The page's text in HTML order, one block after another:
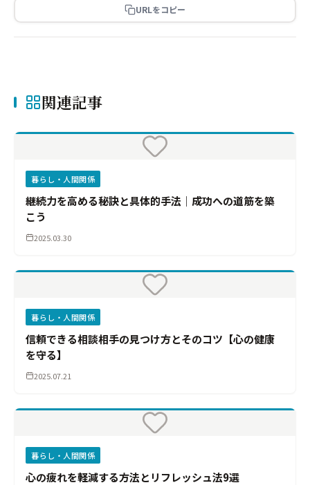
URLをコピー
関連記事
暮らし・人間関係
継続力を高める秘訣と具体的手法｜成功への道筋を築
こう
2025.03.30
暮らし・人間関係
信頼できる相談相手の見つけ方とそのコツ【心の健康
を守る】
2025.07.21
暮らし・人間関係
心の疲れを軽減する方法とリフレッシュ法9選